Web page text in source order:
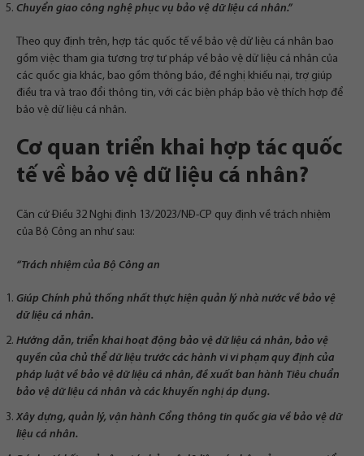
Chuyển giao công nghệ phục vụ bảo vệ dữ liệu cá nhân.”
Theo quy định trên, hợp tác quốc tế về bảo vệ dữ liệu cá nhân bao
gồm việc tham gia tương trợ tư pháp về bảo vệ dữ liệu cá nhân của
các quốc gia khác, bao gồm thông báo, đề nghị khiếu nại, trợ giúp
điều tra và trao đổi thông tin, với các biện pháp bảo vệ thích hợp để
bảo vệ dữ liệu cá nhân.
Cơ quan triển khai hợp tác quốc
tế về bảo vệ dữ liệu cá nhân?
Căn cứ Điều 32 Nghị định 13/2023/NĐ-CP quy định về trách nhiệm
của Bộ Công an như sau:
“Trách nhiệm của Bộ Công an
Giúp Chính phủ thống nhất thực hiện quản lý nhà nước về bảo vệ
dữ liệu cá nhân.
Hướng dẫn, triển khai hoạt động bảo vệ dữ liệu cá nhân, bảo vệ
quyền của chủ thể dữ liệu trước các hành vi vi phạm quy định của
pháp luật về bảo vệ dữ liệu cá nhân, đề xuất ban hành Tiêu chuẩn
bảo vệ dữ liệu cá nhân và các khuyến nghị áp dụng.
Xây dựng, quản lý, vận hành Cổng thông tin quốc gia về bảo vệ dữ
liệu cá nhân.